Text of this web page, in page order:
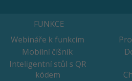
FUNKCE
Webináře k funkcím
Mobilní číšník
Inteligentní stůl s QR
kódem